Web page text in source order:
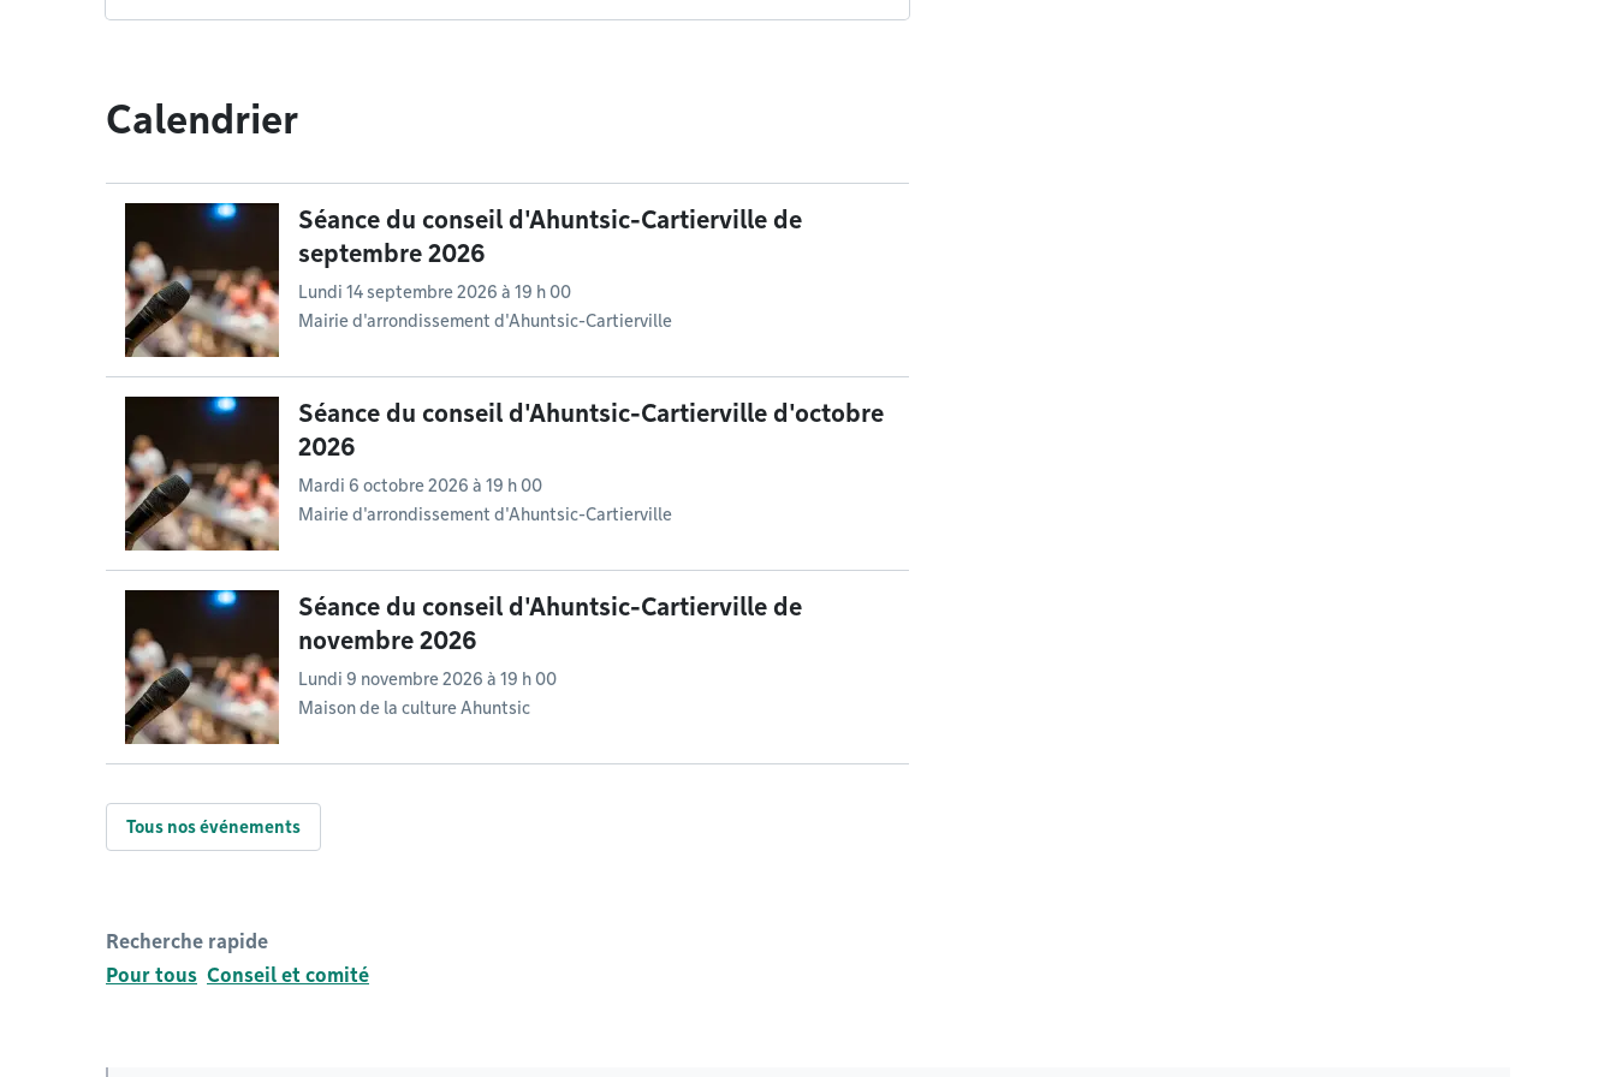
Calendrier
Séance du conseil d'Ahuntsic-Cartierville de
septembre 2026
Lundi 14 septembre 2026 à 19 h 00
Mairie d'arrondissement d'Ahuntsic-Cartierville
Séance du conseil d'Ahuntsic-Cartierville d'octobre
2026
Mardi 6 octobre 2026 à 19 h 00
Mairie d'arrondissement d'Ahuntsic-Cartierville
Séance du conseil d'Ahuntsic-Cartierville de
novembre 2026
Lundi 9 novembre 2026 à 19 h 00
Maison de la culture Ahuntsic
Tous nos événements
Recherche rapide
Pour tous Conseil et comité